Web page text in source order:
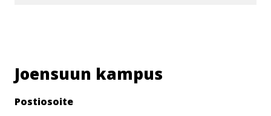
Joensuun kampus
Postiosoite